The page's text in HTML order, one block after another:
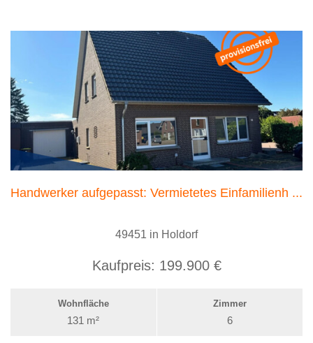
Handwerker aufgepasst: Vermietetes Einfamilienh ...
49451 in Holdorf
Kaufpreis: 199.900 €
Wohnfläche
131 m²
Zimmer
6